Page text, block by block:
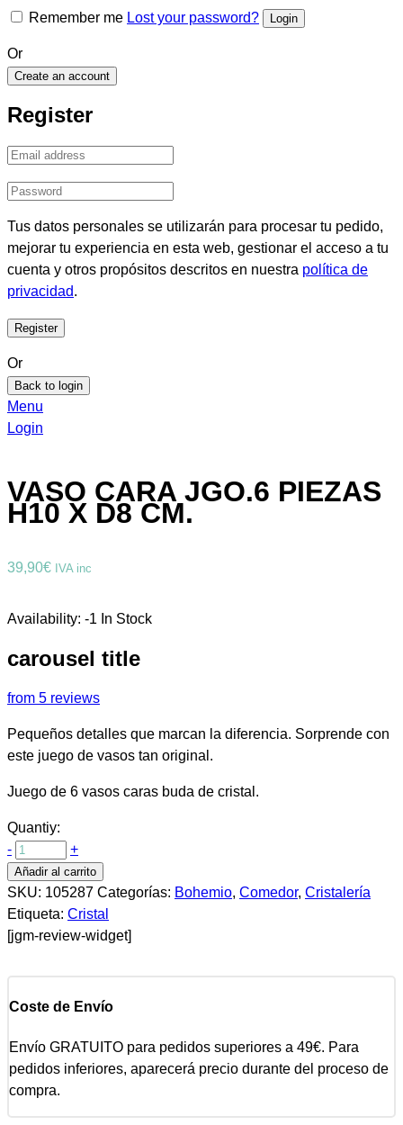
Remember me Lost your password?
Or
Create an account
Register
Tus datos personales se utilizarán para procesar tu pedido,
mejorar tu experiencia en esta web, gestionar el acceso a tu
cuenta y otros propósitos descritos en nuestra política de
privacidad.
Or
Back to login
Menu
Login
VASO CARA JGO.6 PIEZAS
H10 X D8 CM.
39,90€ IVA inc
Availability: -1 In Stock
carousel title
from 5 reviews
Pequeños detalles que marcan la diferencia. Sorprende con
este juego de vasos tan original.
Juego de 6 vasos caras buda de cristal.
Quantiy:
-
+
Añadir al carrito
SKU: 105287 Categorías: Bohemio, Comedor, Cristalería
Etiqueta: Cristal
[jgm-review-widget]
Coste de Envío
Envío GRATUITO para pedidos superiores a 49€. Para
pedidos inferiores, aparecerá precio durante del proceso de
compra.